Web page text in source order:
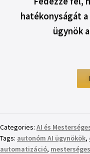
hatékonyságát
ügynök
Categories: AI és
Tags: autonóm AI ügynökök,
automatizáció,